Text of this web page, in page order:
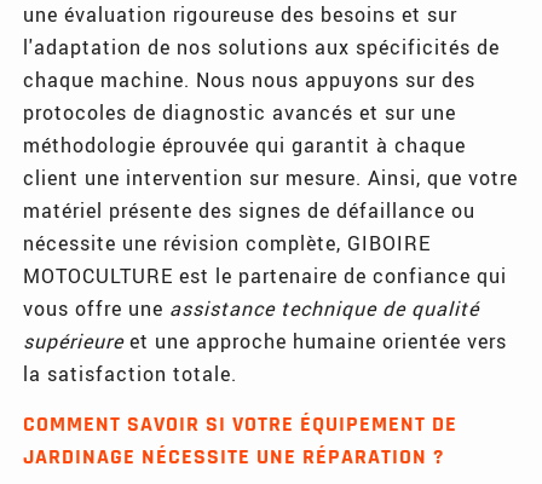
une évaluation rigoureuse des besoins et sur
l'adaptation de nos solutions aux spécificités de
chaque machine. Nous nous appuyons sur des
protocoles de diagnostic avancés et sur une
méthodologie éprouvée qui garantit à chaque
client une intervention sur mesure. Ainsi, que votre
matériel présente des signes de défaillance ou
nécessite une révision complète, GIBOIRE
MOTOCULTURE est le partenaire de confiance qui
vous offre une assistance technique de qualité
supérieureet une approche humaine orientée vers
la satisfaction totale.
COMMENT SAVOIR SI VOTRE ÉQUIPEMENT DE
JARDINAGE NÉCESSITE UNE RÉPARATION ?